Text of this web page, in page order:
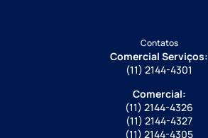
Contatos
Comercial Serviços:
(11) 2144-4301
Comercial:
(11) 2144-4326
(11) 2144-4327
(11) 2144-4305